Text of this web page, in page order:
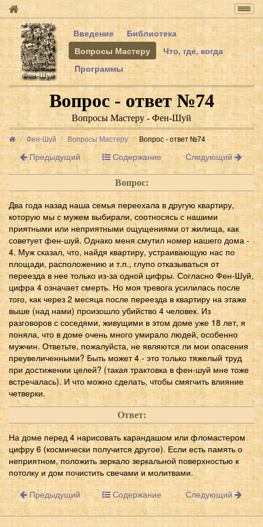
Введение
Библиотека
Вопросы Мастеру
Что, где, когда
Программы
Вопрос - ответ №74
Вопросы Мастеру - Фен-Шуй
Фен-Шуй Вопросы Мастеру Вопрос - ответ №74
Предыдущий Содержание Следующий
Вопрос:
Два года назад наша семья переехала в другую квартиру,
которую мы с мужем выбирали, соотносясь с нашими
приятными или неприятными ощущениями от жилища, как
советует фен-шуй. Однако меня смутил номер нашего дома -
4. Муж сказал, что, найдя квартиру, устраивающую нас по
площади, расположению и т.п., глупо отказываться от
переезда в нее только из-за одной цифры. Согласно Фен-Шуй,
цифра 4 означает смерть. Но моя тревога усилилась после
того, как через 2 месяца после переезда в квартиру на этаже
выше (над нами) произошло убийство 4 человек. Из
разговоров с соседями, живущими в этом доме уже 18 лет, я
поняла, что в доме очень много умирало людей, особенно
мужчин. Ответьте, пожалуйста, не являются ли мои опасения
преувеличенными? Быть может 4 - это только тяжелый труд
при достижении целей? (такая трактовка в фен-шуй мне тоже
встречалась). И что можно сделать, чтобы смягчить влияние
четверки.
Ответ:
На доме перед 4 нарисовать карандашом или фломастером
цифру 6 (космически получится другое). Если есть память о
неприятном, положить зеркало зеркальной поверхностью к
потолку и дом почистить свечами и молитвами.
Предыдущий
Содержание Следующий